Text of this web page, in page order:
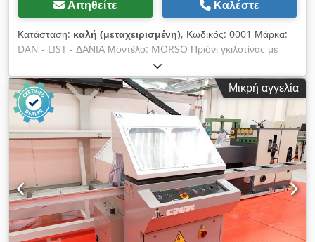
Αιτηθείτε Καλέστε
Κατάσταση: καλή (μεταχειρισμένη), Κωδικός: 0001 Μάρκα:
DAN - LIST - ΔΑΝΙΑ Μοντέλο: MORSO Πριόνι γκιλοτίνας με
πεντάλ για κοπή 45° και στις δύο πλευρές των πλαισίων
Τεχνικά στοιχεία: Μέγιστο πλάτος της ράβδου προς κοπή cm
10 Μέγιστο ύψος ράβδου cm 16 Dodpowl Ihgsfx Abnekr
Μήκος δεξιού τραπεζιού στήριξης cm 80 Ζευγάρι ατσάλινες
λεπίδες Ύψος επιφάνειας στήριξης από το έδαφος cm 83
Σύστημα μέτρησης με ζυγαριά 3 χιλιοστών Συνολικές
διαστάσεις συναρμολογημένης μηχανής mm 1750 x 550 x 950
h Συνολικές διαστάσεις για μεταφορά mm 650 x 550 x 950 h
Βάρος κιλά 90
Μικρή αγγελία